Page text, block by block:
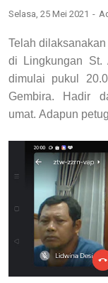
Selasa, 25 Mei 2021
Telah
di Lingkungan
dimulai pukul
Gembira. Hadir
umat. Adapun